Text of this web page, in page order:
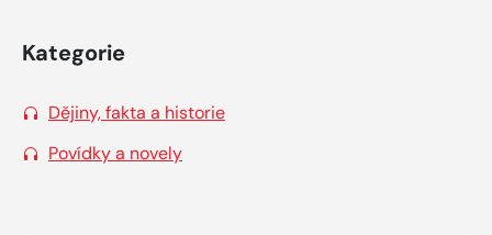
Kategorie
Dějiny, fakta a historie
Povídky a novely